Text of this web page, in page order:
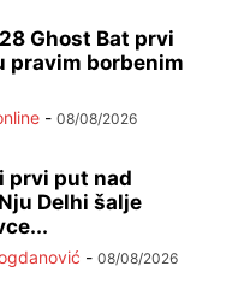
Ghost Bat prvi
pravim borbenim
- 08/08/2026
prvi put nad
Delhi šalje
- 08/08/2026